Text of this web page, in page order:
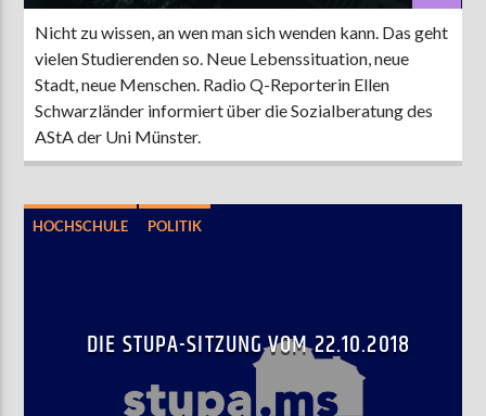
Nicht zu wissen, an wen man sich wenden kann. Das geht
vielen Studierenden so. Neue Lebenssituation, neue
Stadt, neue Menschen. Radio Q-Reporterin Ellen
Schwarzländer informiert über die Sozialberatung des
AStA der Uni Münster.
HOCHSCHULE POLITIK
DIE STUPA-SITZUNG VOM 22.10.2018